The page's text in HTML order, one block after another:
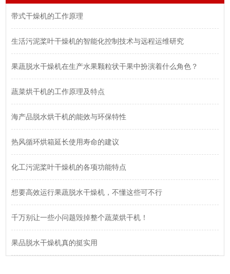
带式干燥机的工作原理
生活污泥桨叶干燥机的智能化控制技术与远程运维研究
果蔬脱水干燥机在生产水果颗粒状干果中扮演着什么角色？
蔬菜烘干机的工作原理及特点
海产品脱水烘干机的能效与环保特性
热风循环烘箱延长使用寿命的建议
化工污泥桨叶干燥机的各项功能特点
想要高效运行果蔬脱水干燥机，不懂这些可不行
千万别让一些小问题毁掉整个蔬菜烘干机！
果品脱水干燥机真的挺实用